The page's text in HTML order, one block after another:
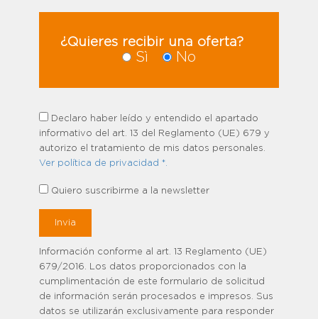
¿Quieres recibir una oferta?
Sì No
Declaro haber leído y entendido el apartado
informativo del art. 13 del Reglamento (UE) 679 y
autorizo el tratamiento de mis datos personales.
Ver política de privacidad *.
Quiero suscribirme a la newsletter
Información conforme al art. 13 Reglamento (UE)
679/2016. Los datos proporcionados con la
cumplimentación de este formulario de solicitud
de información serán procesados e impresos. Sus
datos se utilizarán exclusivamente para responder